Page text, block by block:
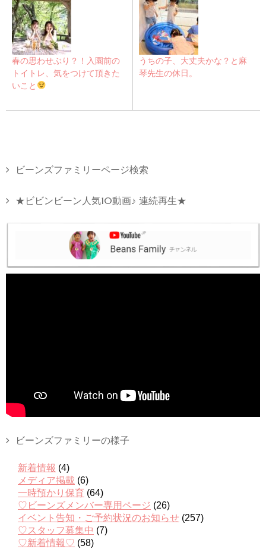
春の思わせぶり？！入園前の
トイトレ、気をつけて頂きた
いこと
うちの子、大丈夫かな？と麻
琴先生の休日。
ビーンズファミリーページ検索
★ビビンビーン人気10動画♪ 連続再生★
ビーンズファミリーの様子
新着情報 (4)
メディア掲載 (6)
一時預かり保育 (64)
♡ビーンズメンバー専用ページ (26)
イベント告知・ご予約状況のお知らせ (257)
♡スタッフ募集中 (7)
♡新着情報♡ (58)